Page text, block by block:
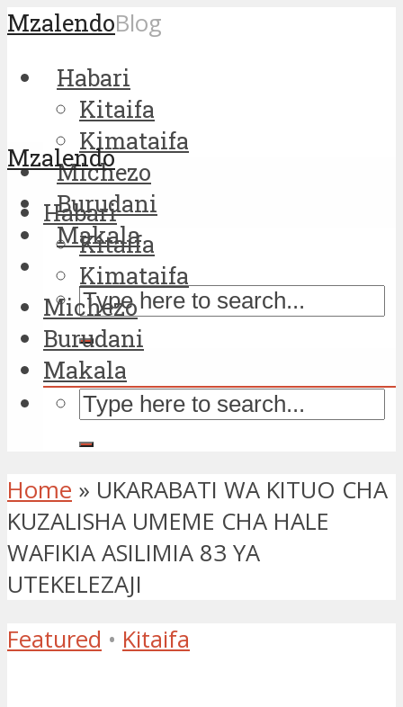
MzalendoBlog
Habari
Kitaifa
Kimataifa
Michezo
Burudani
Makala
Mzalendo
Habari
Kitaifa
Kimataifa
Michezo
Burudani
Makala
Home » UKARABATI WA KITUO CHA
KUZALISHA UMEME CHA HALE
WAFIKIA ASILIMIA 83 YA
UTEKELEZAJI
Featured • Kitaifa